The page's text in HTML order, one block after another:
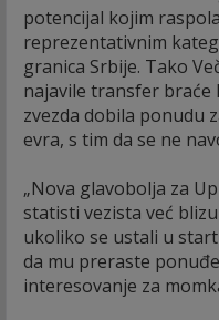
potencijal kojim
reprezentativnim
granica Srbije. Tako
najavile transfer braće
zvezda dobila ponudu
evra, s tim da se ne
„Nova glavobolja za
statisti vezista već
ukoliko se ustali u
da mu preraste
interesovanje za